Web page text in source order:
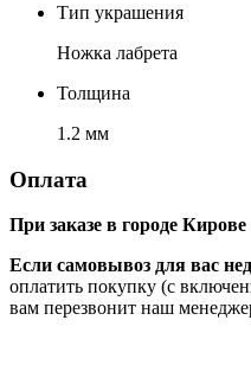
Тип украшения
Ножка лабрета
Толщина
1.2 мм
Оплата
При заказе в городе
Если самовывоз для вас
оплатить покупку (с
вам перезвонит наш